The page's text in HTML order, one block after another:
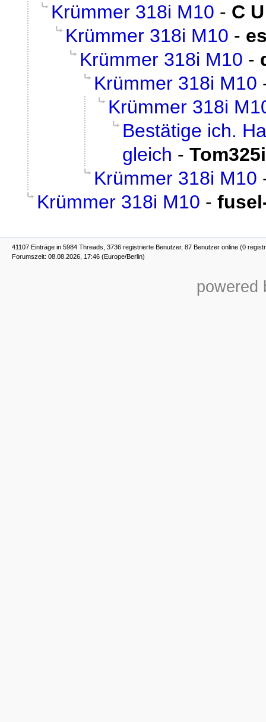
Krümmer 318i M10 - C
Krümmer 318i M10 -
Krümmer 318i M10 -
Krümmer 318i M10
Krümmer 318i
Bestätige ich.
gleich -
Krümmer 318i M10
Krümmer 318i M10 -
41107 Einträge in 5984 Threads, 3736 registrierte Benutzer, 87 Benutzer online (0
Forumszeit: 08.08.2026, 17:46 (Europe/Berlin)
powered